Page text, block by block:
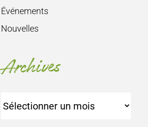
Événements
Nouvelles
Archives